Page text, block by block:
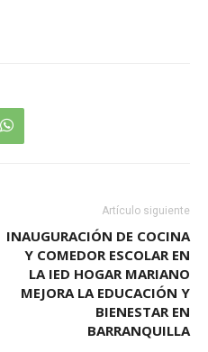
Artículo siguiente
INAUGURACIÓN DE COCINA
Y COMEDOR ESCOLAR EN
LA IED HOGAR MARIANO
MEJORA LA EDUCACIÓN Y
BIENESTAR EN
BARRANQUILLA